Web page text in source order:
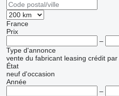
France
Prix
–
Type d'annonce
vente du fabricant leasing crédit
État
neuf d'occasion
Année
–